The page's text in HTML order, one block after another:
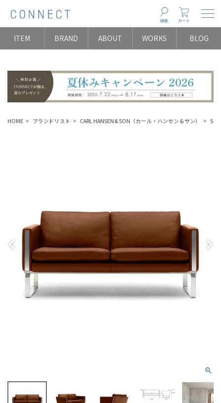
検索 カート
ITEM BRAND ABOUT WORKS BLOG
HOME ブランドリスト CARL HANSEN & SON（カール・ハンセン＆サン）